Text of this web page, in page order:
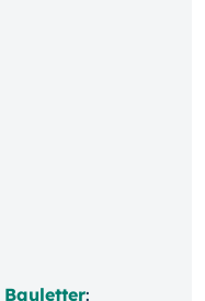
Bauletter: